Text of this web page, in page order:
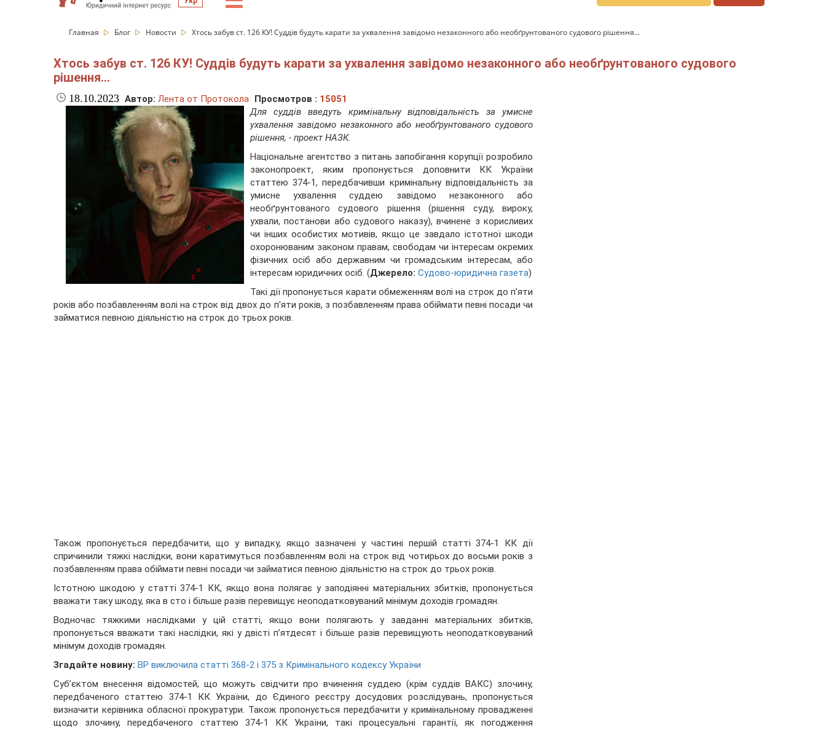
Главная Блог Новости Хтось забув ст. 126 КУ! Суддів будуть карати за ухвалення завідомо незаконного або необґрунтованого судового рішення...
Хтось забув ст. 126 КУ! Суддів будуть карати за ухвалення завідомо незаконного або необґрунтованого судового
рішення...
18.10.2023 Автор: Лента от Протокола Просмотров : 15051
Для суддів введуть кримінальну відповідальність за умисне
ухвалення завідомо незаконного або необґрунтованого судового
рішення, - проект НАЗК.
Національне агентство з питань запобігання корупції розробило
законопроект, яким пропонується доповнити КК України
статтею 374-1, передбачивши кримінальну відповідальність за
умисне ухвалення суддею завідомо незаконного або
необґрунтованого судового рішення (рішення суду, вироку,
ухвали, постанови або судового наказу), вчинене з корисливих
чи інших особистих мотивів, якщо це завдало істотної шкоди
охоронюваним законом правам, свободам чи інтересам окремих
фізичних осіб або державним чи громадським інтересам, або
інтересам юридичних осіб. (Джерело: Судово-юридична газета)
Такі дії пропонується карати обмеженням волі на строк до п'яти
років або позбавленням волі на строк від двох до п'яти років, з позбавленням права обіймати певні посади чи
займатися певною діяльністю на строк до трьох років.
Також пропонується передбачити, що у випадку, якщо зазначені у частині першій статті 374-1 КК дії
спричинили тяжкі наслідки, вони каратимуться позбавленням волі на строк від чотирьох до восьми років з
позбавленням права обіймати певні посади чи займатися певною діяльністю на строк до трьох років.
Істотною шкодою у статті 374-1 КК, якщо вона полягає у заподіянні матеріальних збитків, пропонується
вважати таку шкоду, яка в сто і більше разів перевищує неоподатковуваний мінімум доходів громадян.
Водночас тяжкими наслідками у цій статті, якщо вони полягають у завданні матеріальних збитків,
пропонується вважати такі наслідки, які у двісті п’ятдесят і більше разів перевищують неоподатковуваний
мінімум доходів громадян.
Згадайте новину: ВР виключила статті 368-2 і 375 з Кримінального кодексу України
Суб’єктом внесення відомостей, що можуть свідчити про вчинення суддею (крім суддів ВАКС) злочину,
передбаченого статтею 374-1 КК України, до Єдиного реєстру досудових розслідувань, пропонується
визначити керівника обласної прокуратури. Також пропонується передбачити у кримінальному провадженні
щодо злочину, передбаченого статтею 374-1 КК України, такі процесуальні гарантії, як погодження